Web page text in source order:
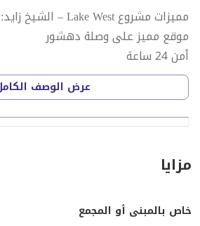
مميزات مشروع Lake West – الشيخ زايد:
موقع مميز على وصلة دهشور
أمن 24 ساعة
مناطق خضراء ولاند اسكيب
منطق مخصصة للاطفال
ممرات للجري و العجل
---------------------
عرض الوصف
مزايا
خاص بالمبنى أو المجمع